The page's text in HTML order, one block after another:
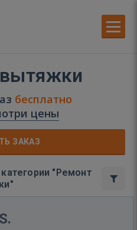
бесплатно
цены
ЗАКАЗ
"Ремонт